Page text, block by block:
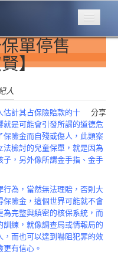
單停售
】
人
分享
估計其占保險賠款的十
是可能會引發所謂的道德危
險金而自殘或傷人，此類案
檢討的兒童保單，就是因為
，另外像所謂金手指、金手
為，當然無法理賠，否則大
險金，這個世界可能就不會
完整與縝密的核保系統，而
練，就像調查局或情報局的
而也可以達到嚇阻犯罪的效
有信心。